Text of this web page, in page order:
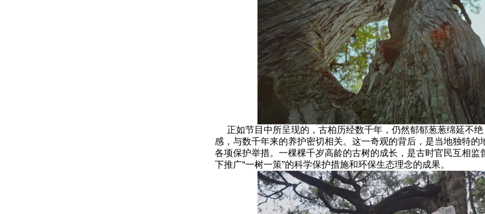
正如节目中所呈现的，古柏历经数千年，仍然郁郁葱葱绵延不
感，与数千年来的养护密切相关。这一奇观的背后，是当地独特的
各项保护举措。一棵棵千岁高龄的古树的成长，是古时官民互相监
下推广“一树一策”的科学保护措施和环保生态理念的成果。